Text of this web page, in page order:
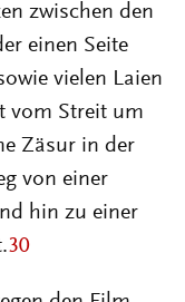
zwischen den
einen Seite
vielen Laien
vom Streit um
Zäsur in der
von einer
hin zu einer
30